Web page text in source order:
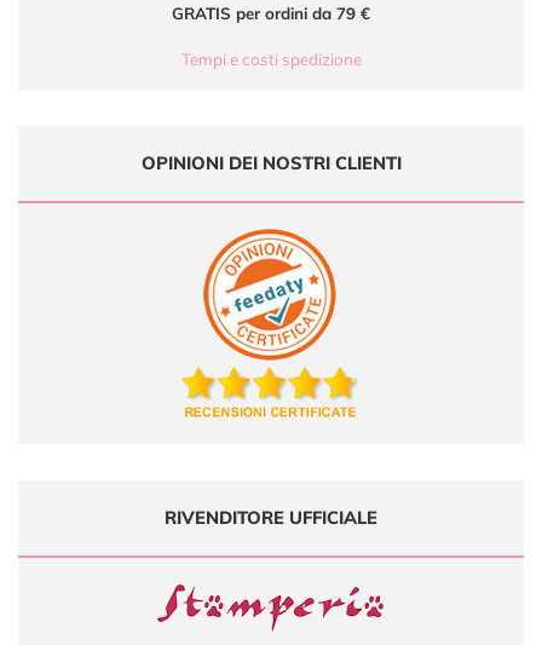
GRATIS per ordini da 79 €
Tempi e costi spedizione
OPINIONI DEI NOSTRI CLIENTI
RIVENDITORE UFFICIALE